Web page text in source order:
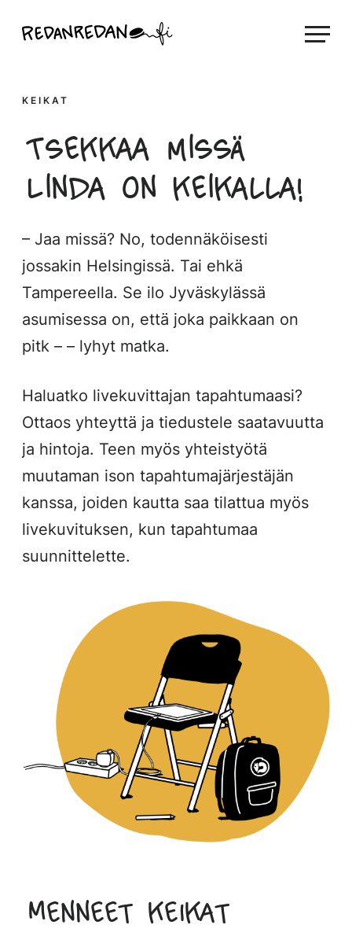
suoraan
Linda Saukko-Rauta, Redanredan Oy
piirrosvideoita
KEIKAT
Tsekkaa missä
Linda on keikalla!
– Jaa missä? No, todennäköisesti
jossakin Helsingissä. Tai ehkä
Tampereella. Se ilo Jyväskylässä
asumisessa on, että joka paikkaan on
pitk – – lyhyt matka.
Haluatko livekuvittajan tapahtumaasi?
Ottaos yhteyttä ja tiedustele saatavuutta
ja hintoja. Teen myös yhteistyötä
muutaman ison tapahtumajärjestäjän
kanssa, joiden kautta saa tilattua myös
livekuvituksen, kun tapahtumaa
suunnittelette.
Menneet keikat